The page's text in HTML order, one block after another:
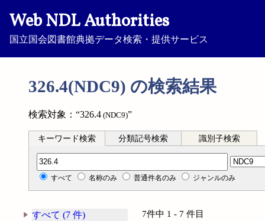
Web NDL Authorities
国立国会図書館典拠データ検索・提供サービス
326.4(NDC9) の検索結果
検索対象：“326.4 (NDC9)”
キーワード検索 分類記号検索 識別子検索
分類記号検索
すべて 名称のみ 普通件名のみ ジャンルのみ
すべて (7 件)
7件中 1 - 7 件目